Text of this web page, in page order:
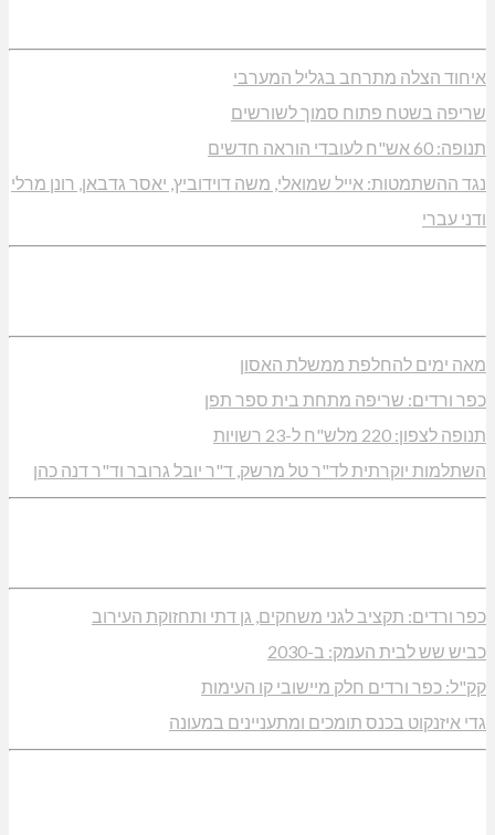
איחוד הצלה מתרחב בגליל המערבי
שריפה בשטח פתוח סמוך לשורשים
תנופה: 60 אש"ח לעובדי הוראה חדשים
נגד ההשתמטות: אייל שמואלי, משה דוידוביץ, יאסר גדבאן, רונן מרלי
ודני עברי
מאה ימים להחלפת ממשלת האסון
כפר ורדים: שריפה מתחת בית ספר תפן
תנופה לצפון: 220 מלש"ח ל-23 רשויות
השתלמות יוקרתית לד"ר טל מרשק, ד"ר יובל גרובר וד"ר דנה כהן
כפר ורדים: תקציב לגני משחקים, גן דתי ותחזוקת העירוב
כביש שש לבית העמק: ב-2030
קק"ל: כפר ורדים חלק מיישובי קו העימות
גדי איזנקוט בכנס תומכים ומתעניינים במעונה